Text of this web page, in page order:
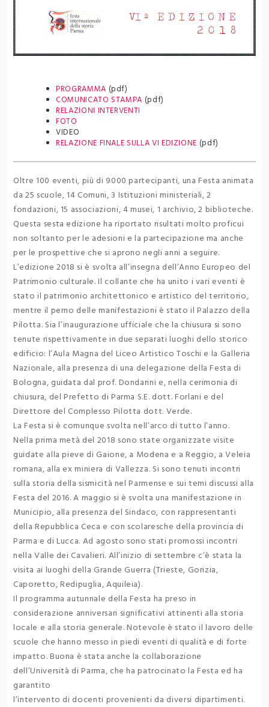
PROGRAMMA (pdf)
COMUNICATO STAMPA (pdf)
RELAZIONI INTERVENTI
FOTO
VIDEO
RELAZIONE FINALE SULLA VI EDIZIONE (pdf)
Oltre 100 eventi, più di 9000 partecipanti, una Festa animata
da 25 scuole, 14 Comuni, 3 Istituzioni ministeriali, 2
fondazioni, 15 associazioni, 4 musei, 1 archivio, 2 biblioteche.
Questa sesta edizione ha riportato risultati molto proficui
non soltanto per le adesioni e la partecipazione ma anche
per le prospettive che si aprono negli anni a seguire.
L’edizione 2018 si è svolta all’insegna dell’Anno Europeo del
Patrimonio culturale. Il collante che ha unito i vari eventi è
stato il patrimonio architettonico e artistico del territorio,
mentre il perno delle manifestazioni è stato il Palazzo della
Pilotta. Sia l’inaugurazione ufficiale che la chiusura si sono
tenute rispettivamente in due separati luoghi dello storico
edificio: l’Aula Magna del Liceo Artistico Toschi e la Galleria
Nazionale, alla presenza di una delegazione della Festa di
Bologna, guidata dal prof. Dondarini e, nella cerimonia di
chiusura, del Prefetto di Parma S.E. dott. Forlani e del
Direttore del Complesso Pilotta dott. Verde.
La Festa si è comunque svolta nell’arco di tutto l’anno.
Nella prima metà del 2018 sono state organizzate visite
guidate alla pieve di Gaione, a Modena e a Reggio, a Veleia
romana, alla ex miniera di Vallezza. Si sono tenuti incontri
sulla storia della sismicità nel Parmense e sui temi discussi alla
Festa del 2016. A maggio si è svolta una manifestazione in
Municipio, alla presenza del Sindaco, con rappresentanti
della Repubblica Ceca e con scolaresche della provincia di
Parma e di Lucca. Ad agosto sono stati promossi incontri
nella Valle dei Cavalieri. All’inizio di settembre c’è stata la
visita ai luoghi della Grande Guerra (Trieste, Gorizia,
Caporetto, Redipuglia, Aquileia).
Il programma autunnale della Festa ha preso in
considerazione anniversari significativi attinenti alla storia
locale e alla storia generale. Notevole è stato il lavoro delle
scuole che hanno messo in piedi eventi di qualità e di forte
impatto. Buona è stata anche la collaborazione
dell’Università di Parma, che ha patrocinato la Festa ed ha
garantito
l’intervento di docenti provenienti da diversi dipartimenti.